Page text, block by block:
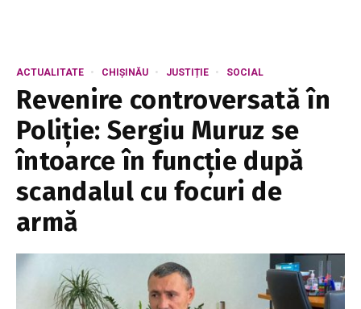
ACTUALITATE CHIȘINĂU JUSTIȚIE SOCIAL
Revenire controversată în
Poliție: Sergiu Muruz se
întoarce în funcție după
scandalul cu focuri de
armă